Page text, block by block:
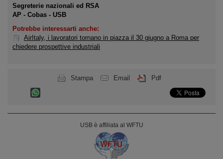
Segreterie nazionali ed RSA
AP - Cobas - USB
Potrebbe interessarti anche:
AirItaly, i lavoratori tornano in piazza il 30 giugno a Roma per
chiedere prospettive industriali
Stampa Email Pdf
USB è affiliata al WFTU